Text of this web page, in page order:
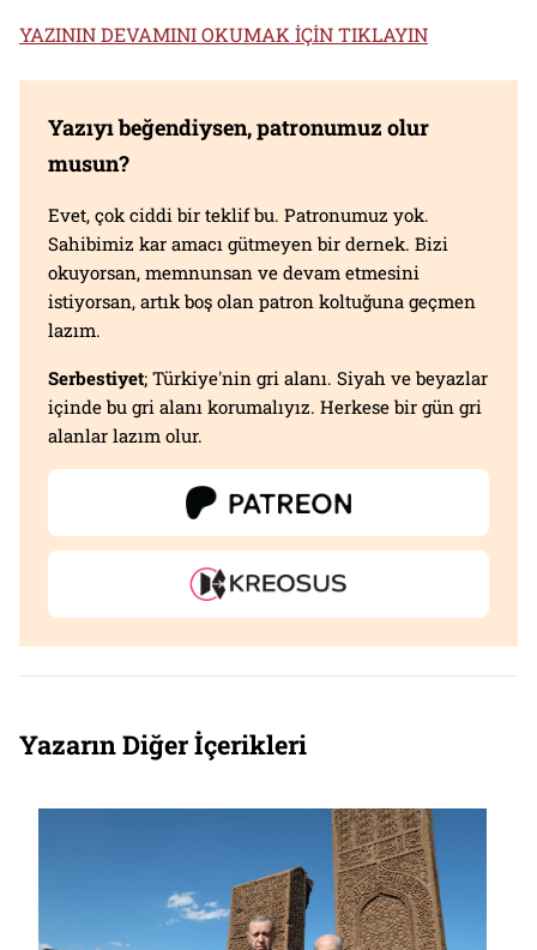
YAZININ DEVAMINI OKUMAK İÇİN TIKLAYIN
Yazıyı beğendiysen, patronumuz olur
musun?
Evet, çok ciddi bir teklif bu. Patronumuz yok.
Sahibimiz kar amacı gütmeyen bir dernek. Bizi
okuyorsan, memnunsan ve devam etmesini
istiyorsan, artık boş olan patron koltuğuna geçmen
lazım.
Serbestiyet; Türkiye'nin gri alanı. Siyah ve beyazlar
içinde bu gri alanı korumalıyız. Herkese bir gün gri
alanlar lazım olur.
Yazarın Diğer İçerikleri